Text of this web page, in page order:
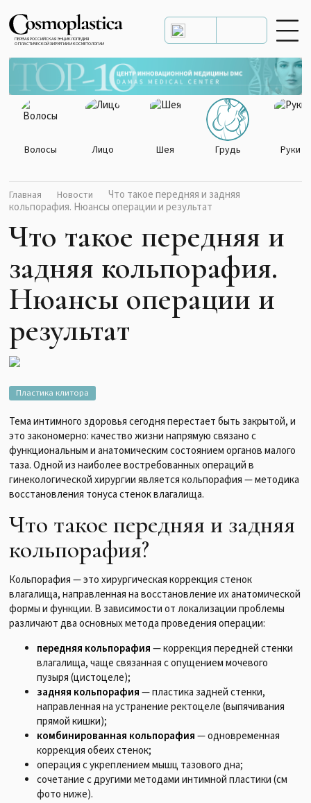
ПЕРВАЯ РОССИЙСКАЯ ЭНЦИКЛОПЕДИЯ
О ПЛАСТИЧЕСКОЙ ХИРУРГИИ И КОСМЕТОЛОГИИ
Волосы Лицо Шея Грудь Руки
Главная Новости
Что такое передняя и задняя
кольпорафия. Нюансы операции и результат
Что такое передняя и
задняя кольпорафия.
Нюансы операции и
результат
Пластика клитора
Тема интимного здоровья сегодня перестает быть закрытой, и
это закономерно: качество жизни напрямую связано с
функциональным и анатомическим состоянием органов малого
таза. Одной из наиболее востребованных операций в
гинекологической хирургии является кольпорафия — методика
восстановления тонуса стенок влагалища.
Что такое передняя и задняя
кольпорафия?
Кольпорафия — это хирургическая коррекция стенок
влагалища, направленная на восстановление их анатомической
формы и функции. В зависимости от локализации проблемы
различают два основных метода проведения операции:
передняя кольпорафия— коррекция передней стенки
влагалища, чаще связанная с опущением мочевого
пузыря (цистоцеле);
задняя кольпорафия— пластика задней стенки,
направленная на устранение ректоцеле (выпячивания
прямой кишки);
комбинированная кольпорафия— одновременная
коррекция обеих стенок;
операция с укреплением мышц тазового дна;
сочетание с другими методами интимной пластики (см
фото ниже).